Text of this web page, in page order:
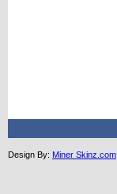
Design By: Miner Skinz.com